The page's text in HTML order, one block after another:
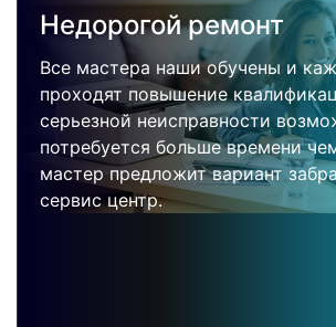
Недорогой ремонт
Все мастера наши обучены и
проходят повышение
серьезной неисправности
потребуется больше времени
мастер предложит вариант
сервис центр.